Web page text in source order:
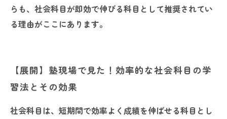
らも、社会科目が即効で伸びる科目として推奨されてい
る理由がここにあります。
【展開】塾現場で見た！効率的な社会科目の学
習法とその効果
社会科目は、短期間で効率よく成績を伸ばせる科目とし